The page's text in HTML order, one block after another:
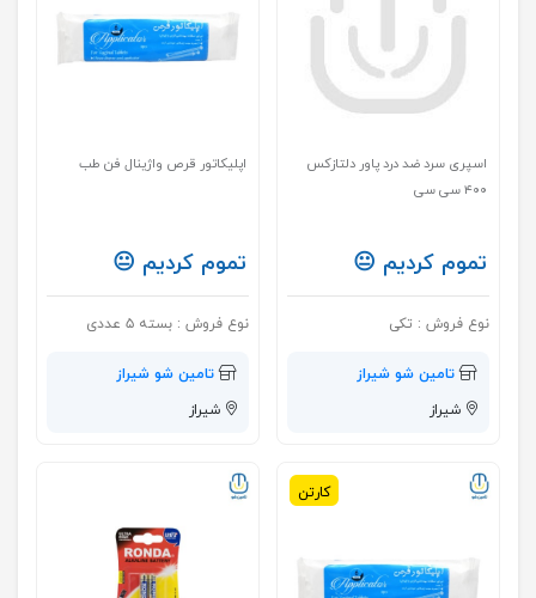
اسپری سرد ضد درد پاور دلتازکس
۴۰۰ سی سی
تموم کردیم 😐
نوع فروش : تکی
تامین شو شیراز
شیراز
اپلیکاتور قرص واژینال فن طب
تموم کردیم 😐
نوع فروش : بسته ۵ عددی
تامین شو شیراز
شیراز
کارتن